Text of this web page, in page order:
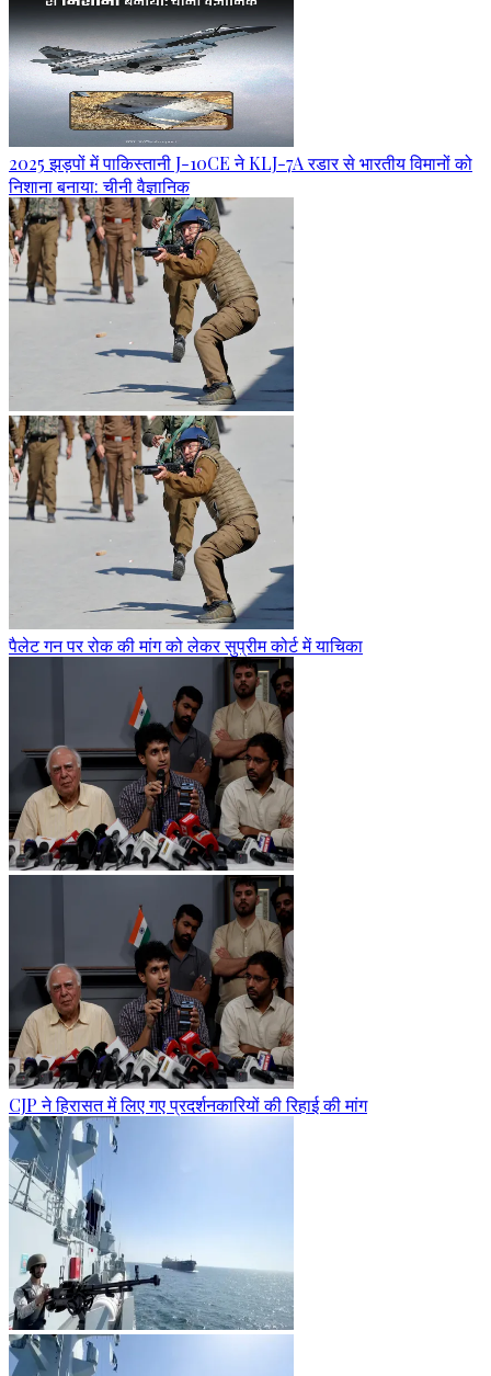
2025 झड़पों में पाकिस्तानी J-10CE ने KLJ-7A रडार से भारतीय विमानों को
निशाना बनाया: चीनी वैज्ञानिक
पैलेट गन पर रोक की मांग को लेकर सुप्रीम कोर्ट में याचिका
CJP ने हिरासत में लिए गए प्रदर्शनकारियों की रिहाई की मांग